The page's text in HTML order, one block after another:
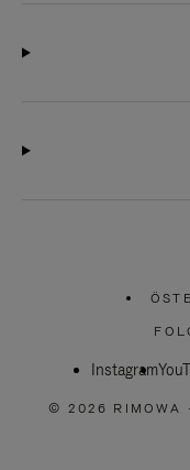
Instagram
© 2026 RIMOWA